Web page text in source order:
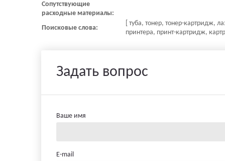
Сопутствующие
расходные материалы:
Поисковые слова:
[ туба, тонер, тонер-картридж,
принтера, принт-картридж,
Задать вопрос
Ваше имя
E-mail